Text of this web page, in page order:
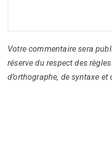
Votre commentaire sera
réserve du respect des
d’orthographe, de syntaxe et